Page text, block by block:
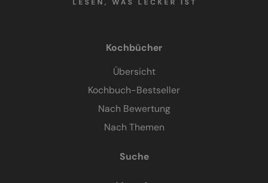
Kochbücher
Übersicht
Kochbuch-Bestseller
Nach Bewertung
Nach Themen
Suche